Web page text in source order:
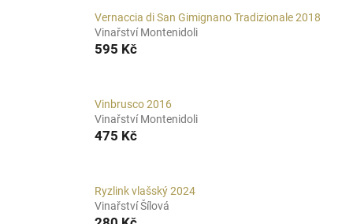
Vernaccia di San Gimignano Tradizionale 2018
Vinařství Montenidoli
595 Kč
Vinbrusco 2016
Vinařství Montenidoli
475 Kč
Ryzlink vlašský 2024
Vinařství Šílová